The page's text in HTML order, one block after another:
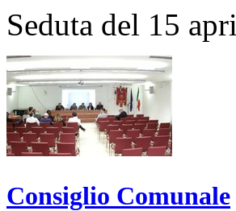
Seduta del 15
Consiglio Comunale